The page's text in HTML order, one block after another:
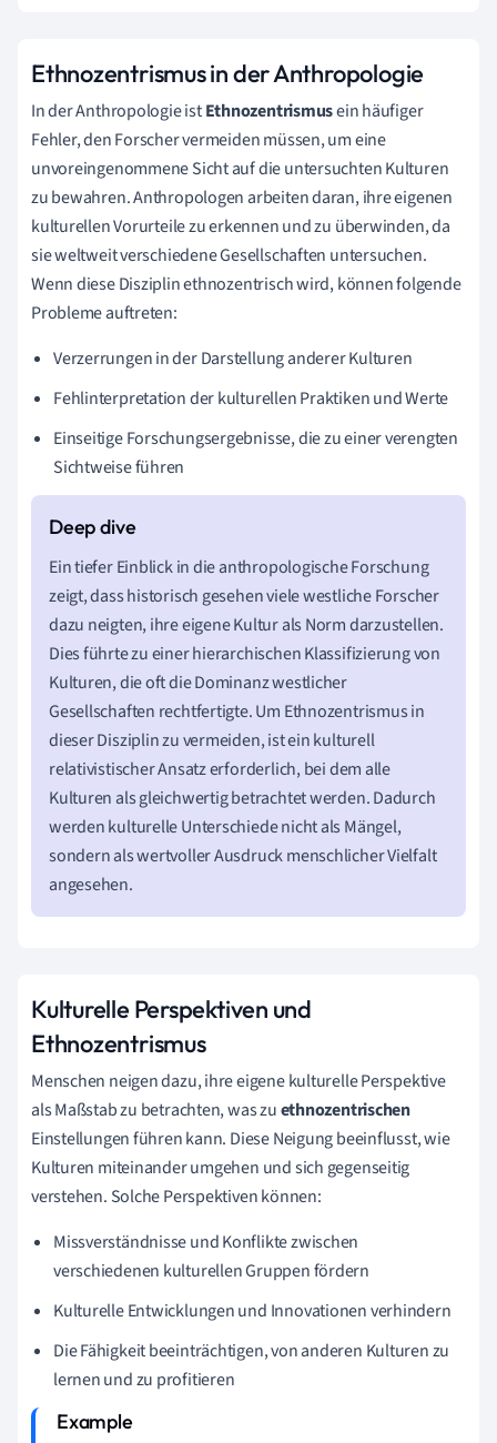
Ethnozentrismus in der Anthropologie
In der Anthropologie istEthnozentrismusein häufiger
Fehler, den Forscher vermeiden müssen, um eine
unvoreingenommene Sicht auf die untersuchten Kulturen
zu bewahren. Anthropologen arbeiten daran, ihre eigenen
kulturellen Vorurteile zu erkennen und zu überwinden, da
sie weltweit verschiedene Gesellschaften untersuchen.
Wenn diese Disziplin ethnozentrisch wird, können folgende
Probleme auftreten:
Verzerrungen in der Darstellung anderer Kulturen
Fehlinterpretation der kulturellen Praktiken und Werte
Einseitige Forschungsergebnisse, die zu einer verengten
Sichtweise führen
Ein tiefer Einblick in die anthropologische Forschung
zeigt, dass historisch gesehen viele westliche Forscher
dazu neigten, ihre eigene Kultur als Norm darzustellen.
Dies führte zu einer hierarchischen Klassifizierung von
Kulturen, die oft die Dominanz westlicher
Gesellschaften rechtfertigte. Um Ethnozentrismus in
dieser Disziplin zu vermeiden, ist ein kulturell
relativistischer Ansatz erforderlich, bei dem alle
Kulturen als gleichwertig betrachtet werden. Dadurch
werden kulturelle Unterschiede nicht als Mängel,
sondern als wertvoller Ausdruck menschlicher Vielfalt
angesehen.
Kulturelle Perspektiven und
Ethnozentrismus
Menschen neigen dazu, ihre eigene kulturelle Perspektive
als Maßstab zu betrachten, was zuethnozentrischen
Einstellungen führen kann. Diese Neigung beeinflusst, wie
Kulturen miteinander umgehen und sich gegenseitig
verstehen. Solche Perspektiven können:
Missverständnisse und Konflikte zwischen
verschiedenen kulturellen Gruppen fördern
Kulturelle Entwicklungen und Innovationen verhindern
Die Fähigkeit beeinträchtigen, von anderen Kulturen zu
lernen und zu profitieren